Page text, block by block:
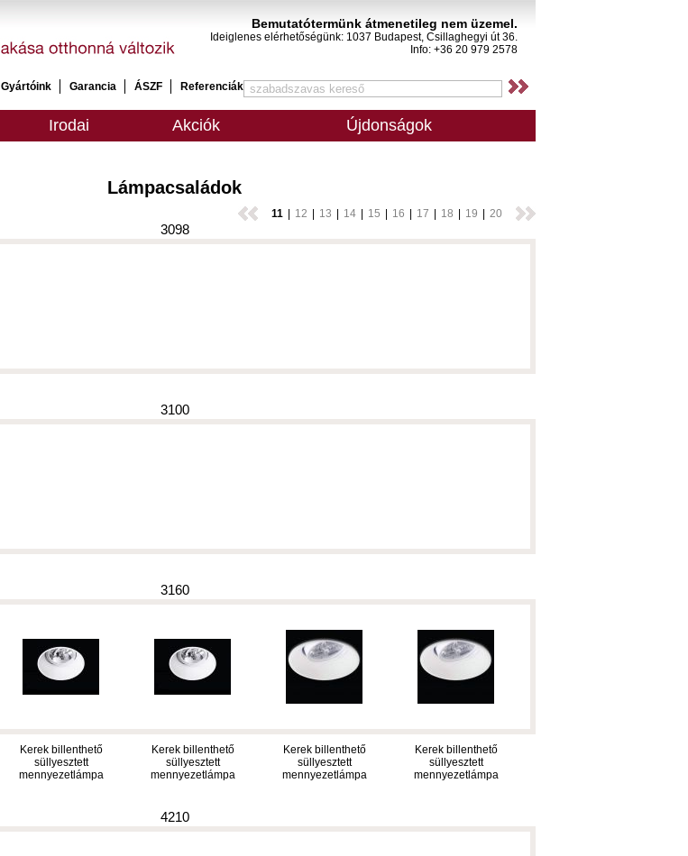
Bemutatótermünk átmenetileg nem üzemel.
Ideiglenes elérhetőségünk: 1037 Budapest, Csillaghegyi út 36.
Info: +36 20 979 2578
Gyártóink Garancia ÁSZF Referenciák
Irodai Akciók Újdonságok
Lámpacsaládok
11 12 13 14 15 16 17 18 19 20
3098
3100
3160
Kerek billenthető
süllyesztett
mennyezetlámpa
Kerek billenthető
süllyesztett
mennyezetlámpa
Kerek billenthető
süllyesztett
mennyezetlámpa
Kerek billenthető
süllyesztett
mennyezetlámpa
4210